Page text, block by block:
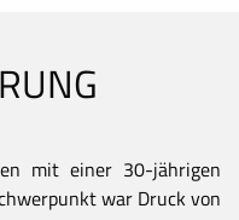
mit einer 30-jährigen
war Druck von